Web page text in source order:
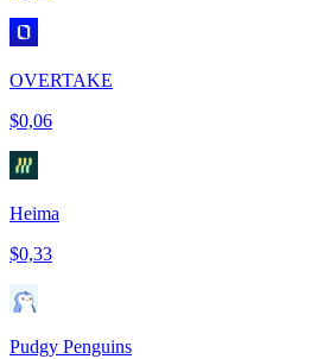
OVERTAKE
$0,06
Heima
$0,33
Pudgy Penguins